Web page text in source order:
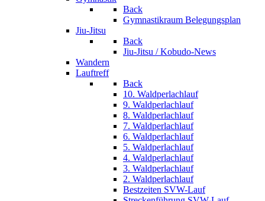
Back
Gymnastikraum Belegungsplan
Jiu-Jitsu
Back
Jiu-Jitsu / Kobudo-News
Wandern
Lauftreff
Back
10. Waldperlachlauf
9. Waldperlachlauf
8. Waldperlachlauf
7. Waldperlachlauf
6. Waldperlachlauf
5. Waldperlachlauf
4. Waldperlachlauf
3. Waldperlachlauf
2. Waldperlachlauf
Bestzeiten SVW-Lauf